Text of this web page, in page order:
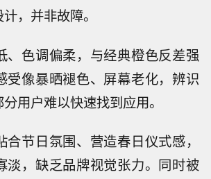
，并非故障。
、色调偏柔，与经典橙色反差强
受像暴晒褪色、屏幕老化，辨识
用户难以快速找到应用。
节日氛围、营造春日仪式感，
淡，缺乏品牌视觉张力。同时被